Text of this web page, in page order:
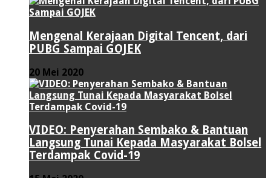
Mengenal Kerajaan Digital Tencent, dari
PUBG Sampai GOJEK
20 Mei 2020
VIDEO: Penyerahan Sembako & Bantuan
Langsung Tunai Kepada Masyarakat Bolsel
Terdampak Covid-19